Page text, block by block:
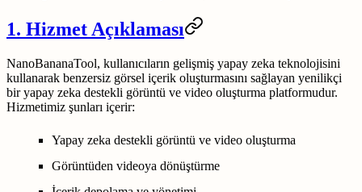
1. Hizmet Açıklaması
NanoBananaTool, kullanıcıların gelişmiş yapay zeka teknolojisini
kullanarak benzersiz görsel içerik oluşturmasını sağlayan yenilikçi
bir yapay zeka destekli görüntü ve video oluşturma platformudur.
Hizmetimiz şunları içerir:
Yapay zeka destekli görüntü ve video oluşturma
Görüntüden videoya dönüştürme